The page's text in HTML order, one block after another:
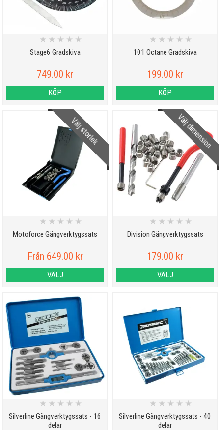
Stage6 Gradskiva
★ ★ ★ ★ ★
749.00 kr
KÖP
101 Octane Gradskiva
★ ★ ★ ★ ★
199.00 kr
KÖP
Välj storlek
Motoforce Gängverktygssats
★ ★ ★ ★ ★
Från 649.00 kr
VÄLJ
Välj dimension
Division Gängverktygssats
★ ★ ★ ★ ★
179.00 kr
VÄLJ
Silverline Gängverktygssats - 16
delar
★ ★ ★ ★ ★
Silverline Gängverktygssats - 40
delar
★ ★ ★ ★ ★